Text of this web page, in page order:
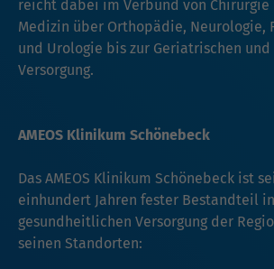
reicht dabei im Verbund von Chirurgie
Medizin über Orthopädie, Neurologie,
und Urologie bis zur Geriatrischen und
Versorgung.
AMEOS Klinikum Schönebeck
Das AMEOS Klinikum Schönebeck ist
einhundert Jahren fester Bestandteil
gesundheitlichen Versorgung der
seinen Standorten: